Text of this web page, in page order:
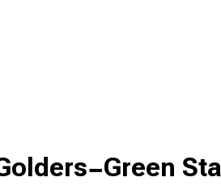
Green